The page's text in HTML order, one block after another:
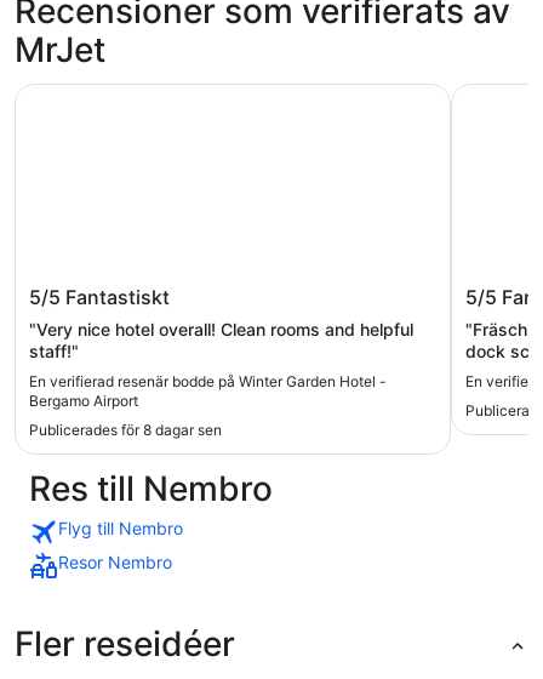
Recensioner som verifierats av
MrJet
Winter Garden Hotel - Bergamo
Airport
5/5 Fantastiskt
"Very nice hotel overall! Clean rooms and helpful
staff!"
En verifierad resenär bodde på Winter Garden Hotel -
Bergamo Airport
Publicerades för 8 dagar sen
Winter Garden Hotel - Bergamo Airport
Hotel
5/5
"Fräsch
dock
En
Hotel
Res till Nembro
Flyg till Nembro
Resor Nembro
Fler reseidéer